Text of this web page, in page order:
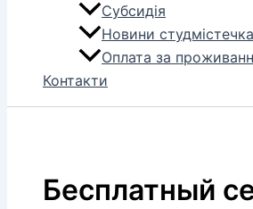
Субсидія
Новини студмістечка
Оплата за
Контакти
Бесплатный